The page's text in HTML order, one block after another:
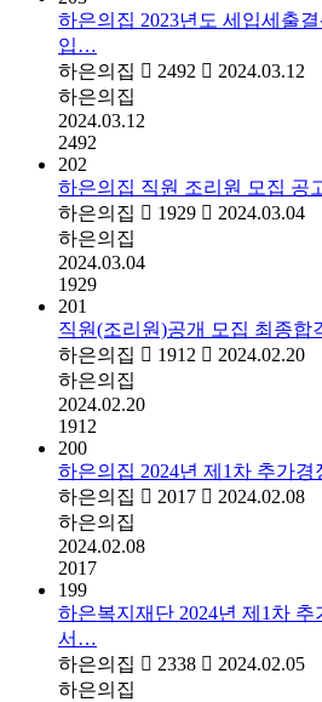
하은의집 2023년도 세입세출
입…
하은의집
2492
2024.03.12
하은의집
2024.03.12
2492
202
하은의집 직원 조리원 모집 공
하은의집
1929
2024.03.04
하은의집
2024.03.04
1929
201
직원(조리원)공개 모집 최종합
하은의집
1912
2024.02.20
하은의집
2024.02.20
1912
200
하은의집 2024년 제1차 추가
하은의집
2017
2024.02.08
하은의집
2024.02.08
2017
199
하은복지재단 2024년 제1차
서…
하은의집
2338
2024.02.05
하은의집